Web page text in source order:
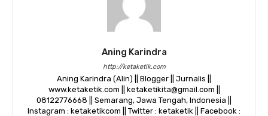
Aning Karindra
http://ketaketik.com
Aning Karindra (Alin) || Blogger || Jurnalis ||
www.ketaketik.com || ketaketikita@gmail.com ||
08122776668 || Semarang, Jawa Tengah, Indonesia ||
Instagram : ketaketikcom || Twitter : ketaketik || Facebook :